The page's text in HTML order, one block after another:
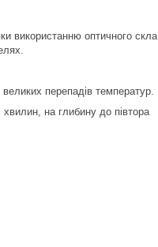
використанню оптичного скла
перепадів температур.
на глибину до півтора